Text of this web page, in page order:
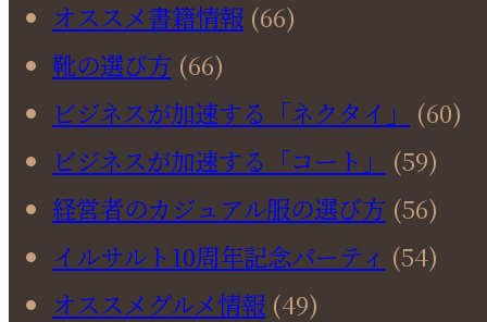
オススメ書籍情報 (66)
靴の選び方 (66)
ビジネスが加速する「ネクタイ」
(60)
ビジネスが加速する「コート」
(59)
経営者のカジュアル服の選び方 (56)
イルサルト10周年記念パーティ (54)
オススメグルメ情報 (49)